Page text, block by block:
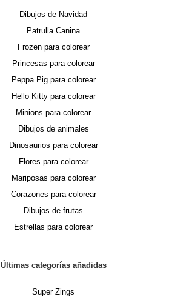
Dibujos de Navidad
Patrulla Canina
Frozen para colorear
Princesas para colorear
Peppa Pig para colorear
Hello Kitty para colorear
Minions para colorear
Dibujos de animales
Dinosaurios para colorear
Flores para colorear
Mariposas para colorear
Corazones para colorear
Dibujos de frutas
Estrellas para colorear
Últimas categorías añadidas
Super Zings